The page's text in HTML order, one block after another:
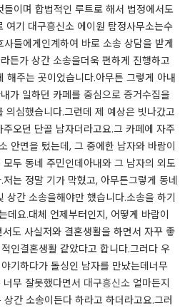
들이며 합법적인 루트로 해서 법정에서도
여기 대구흥신소 에이원 탐정사무소는수
들에게인계하여 바로 소송 상담을 받게
든가 상간 소송을더욱 편하게 진행하고
해주는 곳이었습니다.​아무튼 그렇게 아내
가 일하던 카페를 중심으로 증거수집을
의심했습니다.​그런데 제 예상은 빗나갔고
오던 단골 남자더라고요.​그 카페에 자주
안면을 텄는데, 그 중에한 남자와 바람이
두 동네 주민인데아내와 그 남자의 외도
는 정말 기가 막혔고, 아무튼그렇게 동네
상간 소송을해야만 했습니다.​소송을 하기
데요.​대체 언제부터인지, 어떻게 바람이
도 사실저와 결혼생활을 하면서 자꾸 좋
인결혼생활 같았다고 합니다.​그러다 우
기하다가 돌싱인 남자를 만났는데너무
무 잘못했다면서 대구흥신소 얼마든지
간 소송이든다 하라고 하더라고요.​그러